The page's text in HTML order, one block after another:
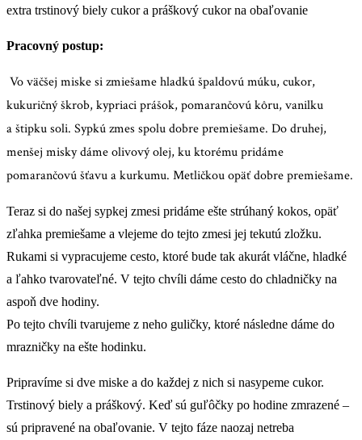
extra trstinový biely cukor a práškový cukor na obaľovanie
Pracovný postup:
Vo väčšej miske si zmiešame hladkú špaldovú múku, cukor,
kukuričnýškrob, kypriaci prášok, pomarančovú kôru, vanilku
a štipku soli. Sypkúzmes spolu dobre premiešame. Do druhej,
menšej misky dáme olivový olej, ku ktorémupridáme
pomarančovú šťavu a kurkumu. Metličkou opäť dobre premiešame.
Teraz si do našej sypkej zmesi pridáme ešte strúhaný kokos, opäť
zľahka premiešame a vlejeme do tejto zmesi jej tekutú zložku.
Rukami si vypracujeme cesto, ktoré bude tak akurát vláčne, hladké
a ľahko tvarovateľné. V tejto chvíli dáme cesto do chladničky na
aspoň dve hodiny.
Po tejto chvíli tvarujeme z neho guličky, ktoré následne dáme do
mrazničky na ešte hodinku.
Pripravíme si dve miske a do každej z nich si nasypeme cukor.
Trstinový biely a práškový. Keď sú guľôčky po hodine zmrazené –
sú pripravené na obaľovanie. V tejto fáze naozaj netreba